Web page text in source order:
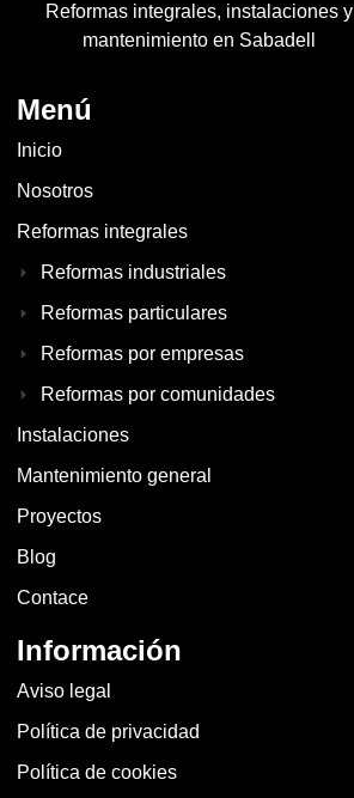
Reformas integrales, instalaciones y
mantenimiento en Sabadell
Menú
Inicio
Nosotros
Reformas integrales
Reformas industriales
Reformas particulares
Reformas por empresas
Reformas por comunidades
Instalaciones
Mantenimiento general
Proyectos
Blog
Contace
Información
Aviso legal
Política de privacidad
Política de cookies